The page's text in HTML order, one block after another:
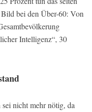
bei den Über-60: Von
Intelligenz“, 30
nicht mehr nötig, da